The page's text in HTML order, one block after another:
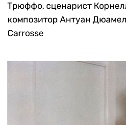
Трюффо, сценарист
композитор Антуан
Carrosse